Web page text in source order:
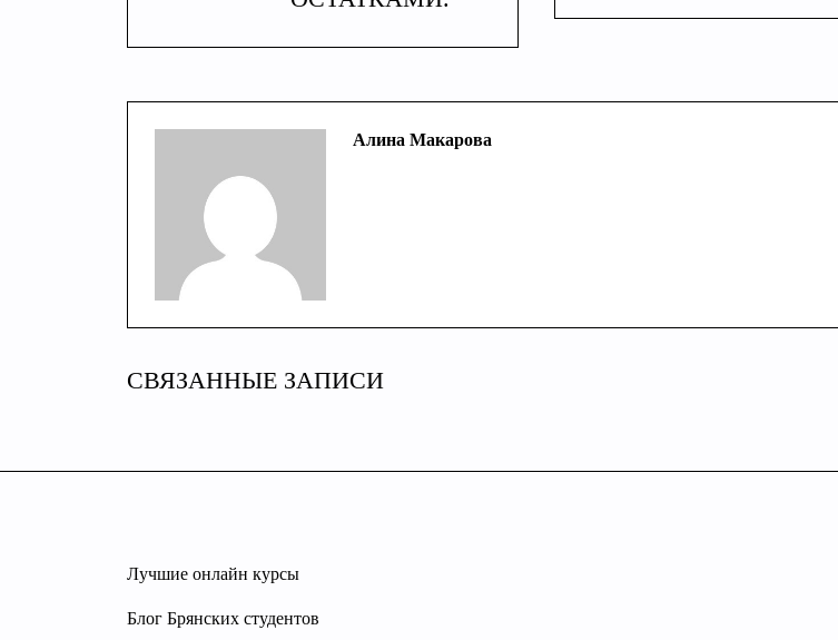
Алина Макарова
СВЯЗАННЫЕ ЗАПИСИ
Лучшие онлайн курсы
Блог Брянских студентов